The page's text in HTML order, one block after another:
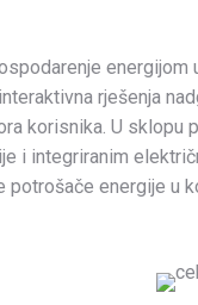
rješenja
korisnika. U
i integriranim
potrošače energije u